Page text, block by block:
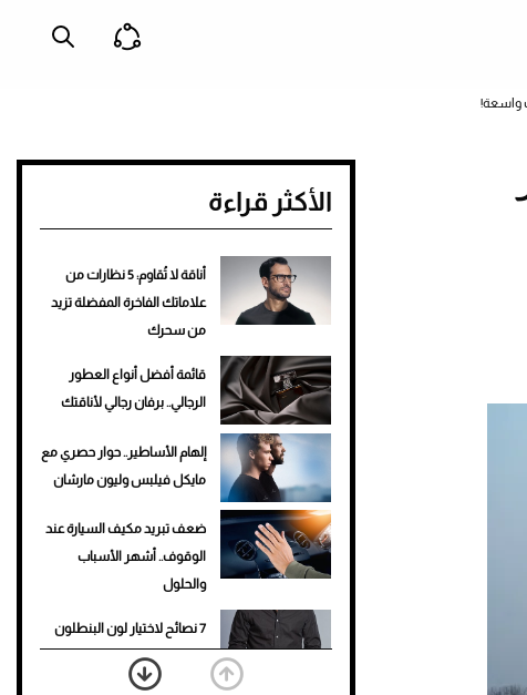
الأكثر قراءة
أناقة لا تُقاوم: 5 نظارات من
علاماتك الفاخرة المفضلة تزيد
من سحرك
قائمة أفضل أنواع العطور
الرجالي.. برفان رجالي لأناقتك
إلهام الأساطير.. حوار حصري مع
مايكل فيلبس وليون مارشان
ضعف تبريد مكيف السيارة عند
الوقوف.. أشهر الأسباب
والحلول
7 نصائح لاختيار لون البنطلون
المناسب للقميص الأسود